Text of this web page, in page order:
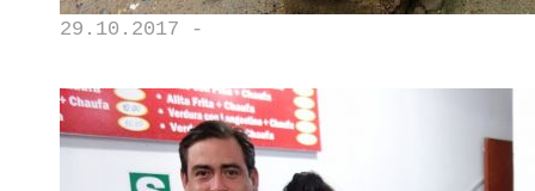
29.10.2017 -